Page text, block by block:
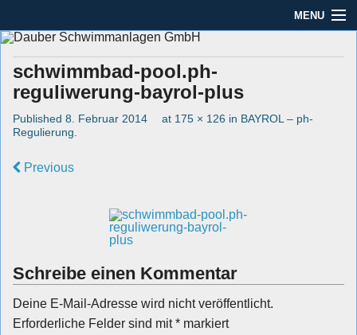
MENU
Leistungen
Service
Impressum / Datenschutz
Dauber Schwimmanlagen
GmbH
Seit mehr als 45 Jahren im Rhein-Main-Gebiet
schwimmbad-pool.ph-
reguliwerung-bayrol-plus
Published 8. Februar 2014 at 175 × 126 in BAYROL – ph-
Regulierung
Previous
Schreibe einen Kommentar
Deine E-Mail-Adresse wird nicht veröffentlicht.
Erforderliche Felder sind mit* markiert